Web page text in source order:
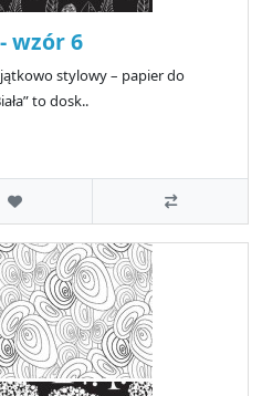
wzór 6
stylowy – papier do
to dosk..